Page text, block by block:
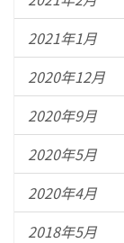
2021年1月
2020年12月
2020年9月
2020年5月
2020年4月
2018年5月